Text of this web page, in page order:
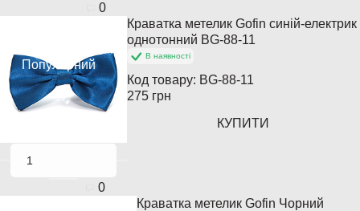
0
Популярний
0
Краватка метелик Gofin синій-електрик
однотонний BG-88-11
В наявності
Код товару: BG-88-11
275 грн
КУПИТИ
Краватка метелик Gofin Чорний